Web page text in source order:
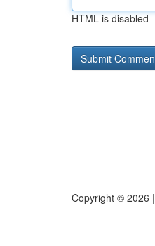
HTML is disabled
Copyright © 2026 |